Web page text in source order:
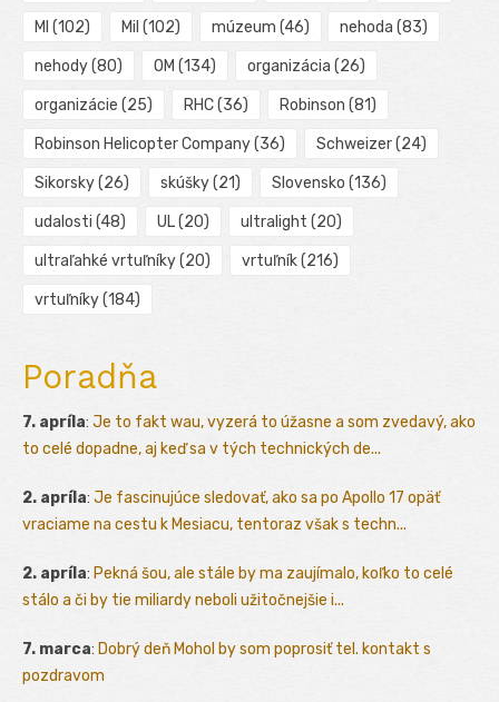
MI (102) Mil (102) múzeum (46) nehoda (83)
nehody(80) OM (134) organizácia (26)
organizácie (25) RHC(36) Robinson (81)
Robinson Helicopter Company(36) Schweizer(24)
Sikorsky(26) skúšky(21) Slovensko (136)
udalosti (48) UL(20) ultralight (20)
ultraľahké vrtuľníky(20) vrtuľník(216)
vrtuľníky(184)
Poradňa
7. apríla: Je to fakt wau, vyzerá to úžasne a som zvedavý, ako
to celé dopadne, aj keď sa v tých technických de...
2. apríla: Je fascinujúce sledovať, ako sa po Apollo 17 opäť
vraciame na cestu k Mesiacu, tentoraz však s techn...
2. apríla: Pekná šou, ale stále by ma zaujímalo, koľko to celé
stálo a či by tie miliardy neboli užitočnejšie i...
7. marca: Dobrý deň Mohol by som poprosiť tel. kontakt s
pozdravom